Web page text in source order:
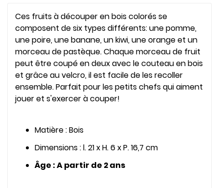
Ces fruits à découper en bois colorés se
composent de six types différents: une pomme,
une poire, une banane, un kiwi, une orange et un
morceau de pastèque. Chaque morceau de fruit
peut être coupé en deux avec le couteau en bois
et grâce au velcro, il est facile de les recoller
ensemble. Parfait pour les petits chefs qui aiment
jouer et s'exercer à couper!
Matière : Bois
Dimensions : l. 21 x H. 6 x P. 16,7 cm
Âge : A partir de 2 ans